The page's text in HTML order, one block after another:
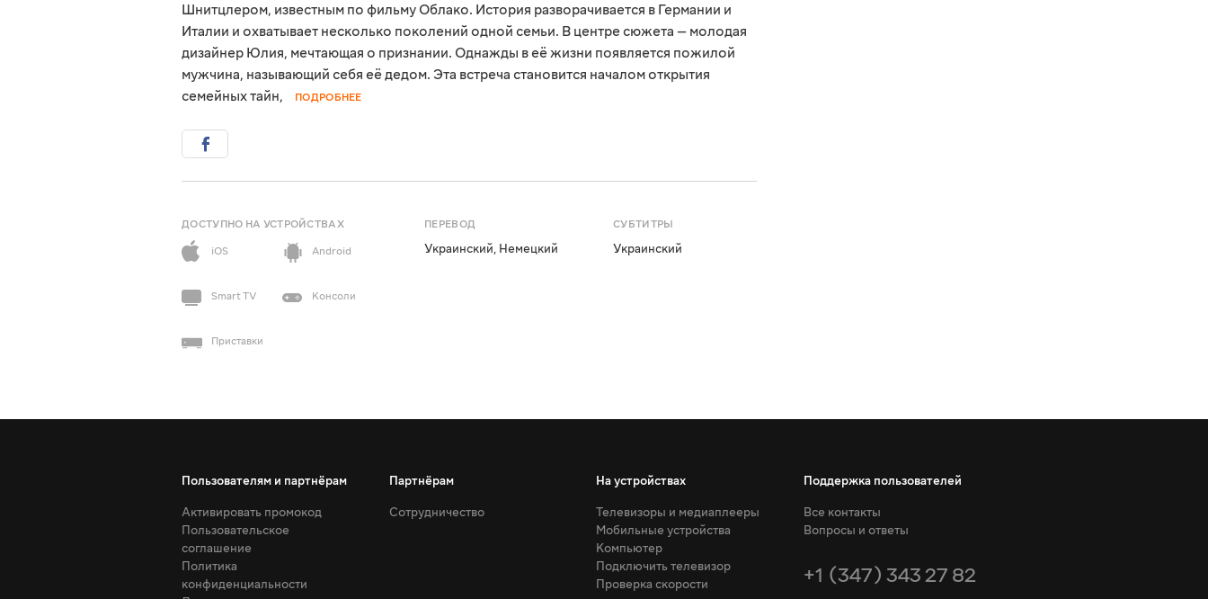
Шнитцлером, известным по фильму Облако. История разворачивается в Германии и
Италии и охватывает несколько поколений одной семьи. В центре сюжета — молодая
дизайнер Юлия, мечтающая о признании. Однажды в её жизни появляется пожилой
мужчина, называющий себя её дедом. Эта встреча становится началом открытия
семейных тайн,
ПОДРОБНЕЕ
ДОСТУПНО НА УСТРОЙСТВАХ
iOS
Android
Smart TV Консоли
Приставки
ПЕРЕВОД
Украинский, Немецкий
СУБТИТРЫ
Украинский
Пользователям и партнёрам
Активировать промокод
Пользовательское
соглашение
Политика
конфиденциальности
Партнёрам
Сотрудничество
На устройствах
Телевизоры и медиаплееры
Мобильные устройства
Компьютер
Подключить телевизор
Проверка скорости
Поддержка пользователей
Все контакты
Вопросы и ответы
+1 (347) 343 27 82